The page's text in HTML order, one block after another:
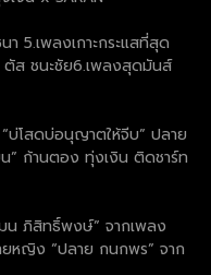
5.เพลงเกาะกระแสที่สุด
ตัส ชนะชัย6.เพลงสุดมันส์
บ่โสดบ่อนุญาตให้จีบ” ปลาย
” ก้านตอง ทุ่งเงิน ติดชาร์ท
น ภิสิทธิ์พงษ์” จากเพลง
ยหญิง “ปลาย กนกพร” จาก